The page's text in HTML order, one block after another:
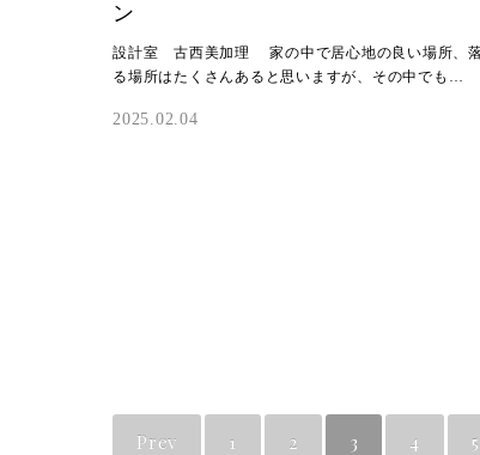
ン
設計室 古西美加理 家の中で居心地の良い場所、
る場所はたくさんあると思いますが、その中でも…
2025.02.04
Prev 1 2 3 4 5